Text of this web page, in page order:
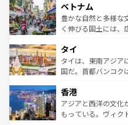
参照してほしい。
容にもいいと評判の
が味わえ
照してほしい。
き、地方に足を延ば
できる。そして、キ
まで、さまざまな韓
リティに包まれなが
覧を参照してほしい
ベトナム
豊かな自然と多様な
く伸びる国土には、
急速な発展と共に伝
ーチミン市のフラン
醸し出している。ま
とつ。フォーやバイ
ひ現地で味わいたい
が旅行者を迎えてく
タイ
タイは、東南アジア
国だ。首都バンコク
の活気が交差してい
帯で自然と触れ合い
いビーチでリゾート
香港
アジアと西洋の文化
もっている。ヴィク